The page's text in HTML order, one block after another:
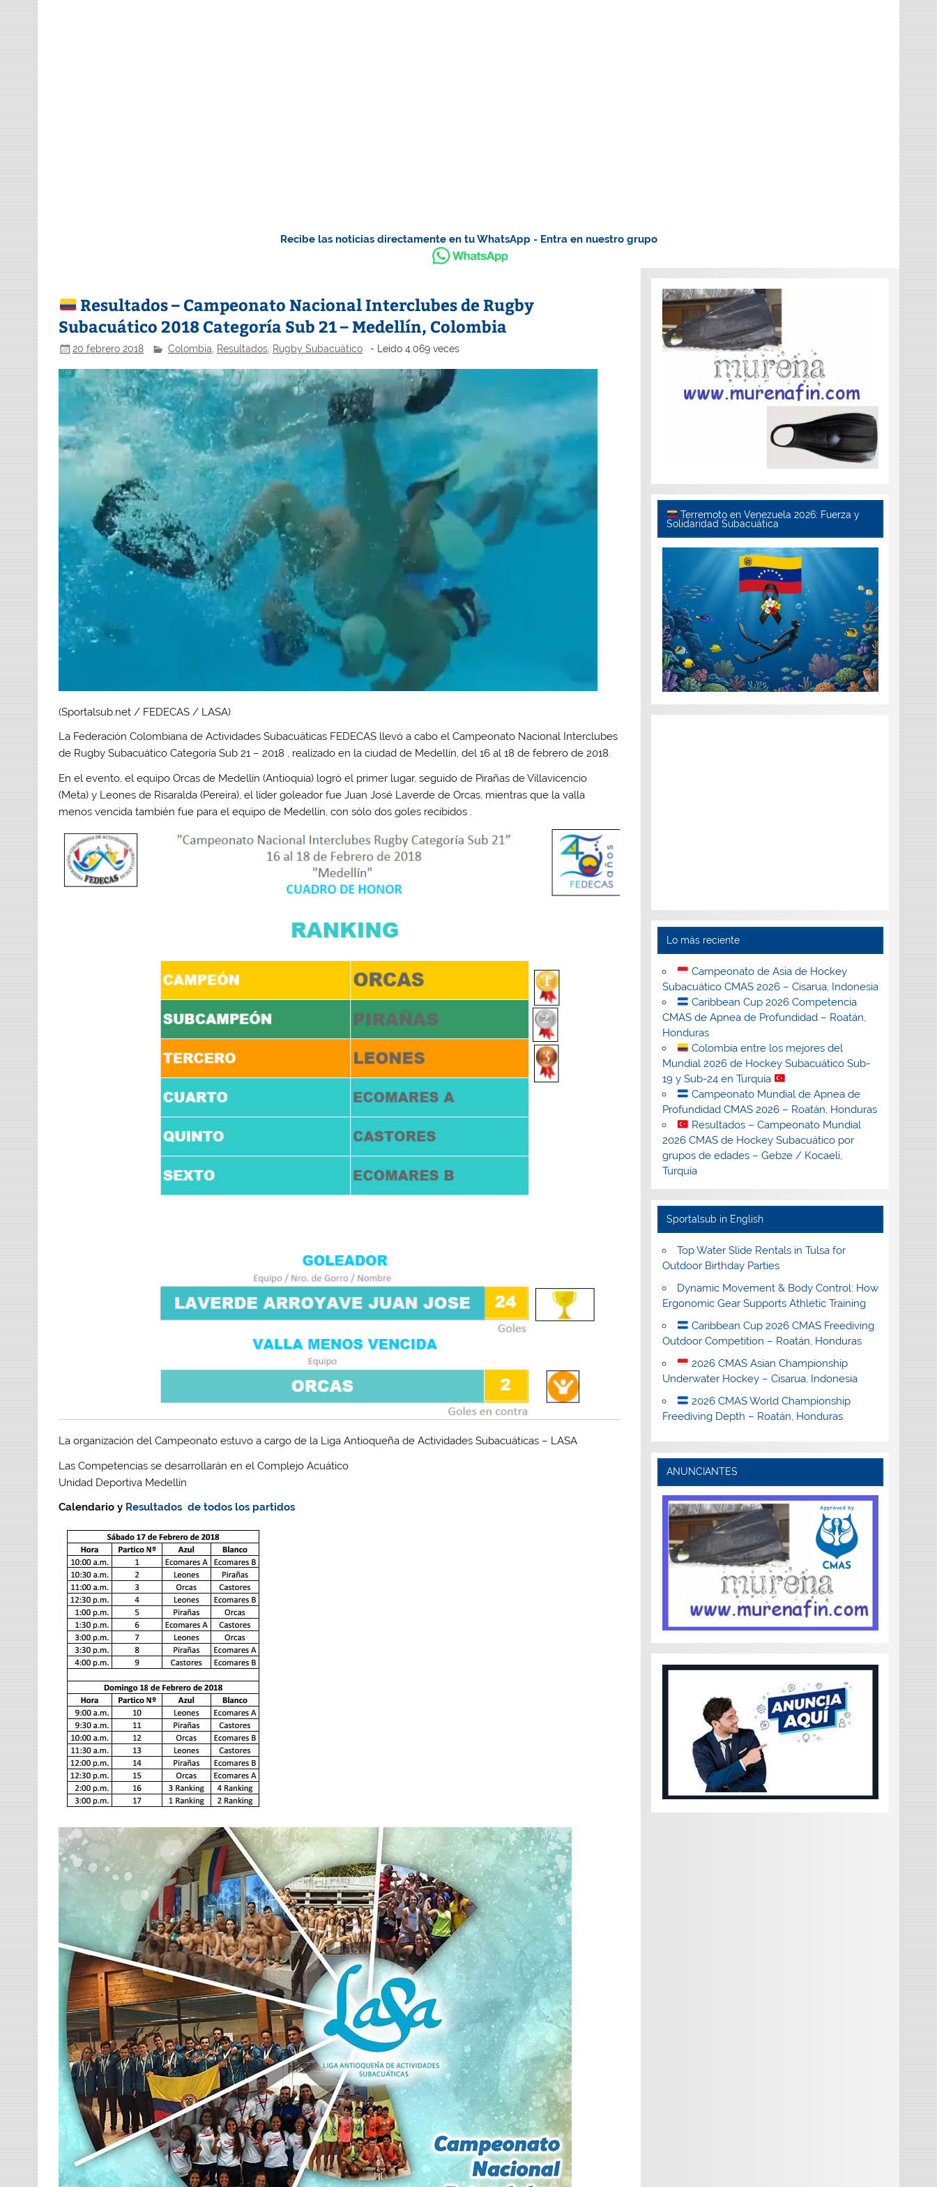
Recibe las noticias directamente en tu WhatsApp - Entra en nuestro grupo
Resultados – Campeonato Nacional Interclubes de Rugby
Subacuático 2018 Categoría Sub 21 – Medellín, Colombia
20 febrero 2018 Colombia Resultados, Rugby Subacuático - Leído 4.069 veces
(Sportalsub.net / FEDECAS / LASA)
La Federación Colombiana de Actividades Subacuáticas FEDECAS llevó a cabo el Campeonato Nacional Interclubes
de Rugby Subacuático Categoría Sub 21 – 2018 , realizado en la ciudad de Medellín, del 16 al 18 de febrero de 2018.
En el evento, el equipo Orcas de Medellín (Antioquia) logró el primer lugar, seguido de Pirañas de Villavicencio
(Meta) y Leones de Risaralda (Pereira), el líder goleador fue Juan José Laverde de Orcas, mientras que la valla
menos vencida también fue para el equipo de Medellín, con sólo dos goles recibidos .
La organización del Campeonato estuvo a cargo de la Liga Antioqueña de Actividades Subacuáticas – LASA
Las Competencias se desarrollarán en el Complejo Acuático
Unidad Deportiva Medellín
Calendario y Resultados de todos los partidos
Terremoto en Venezuela 2026: Fuerza y
Solidaridad Subacuática
Lo más reciente
Campeonato de Asia de Hockey
Subacuático CMAS 2026 – Cisarua, Indonesia
Caribbean Cup 2026 Competencia
CMAS de Apnea de Profundidad – Roatán,
Honduras
Colombia entre los mejores del
Mundial 2026 de Hockey Subacuático Sub-
19 y Sub-24 en Turquía
Campeonato Mundial de Apnea de
Profundidad CMAS 2026 – Roatán, Honduras
Resultados – Campeonato Mundial
2026 CMAS de Hockey Subacuático por
grupos de edades – Gebze / Kocaeli,
Turquía
Sportalsub in English
Top Water Slide Rentals in Tulsa for
Outdoor Birthday Parties
Dynamic Movement & Body Control: How
Ergonomic Gear Supports Athletic Training
Caribbean Cup 2026 CMAS Freediving
Outdoor Competition – Roatán, Honduras
2026 CMAS Asian Championship
Underwater Hockey – Cisarua, Indonesia
2026 CMAS World Championship
Freediving Depth – Roatán, Honduras
ANUNCIANTES